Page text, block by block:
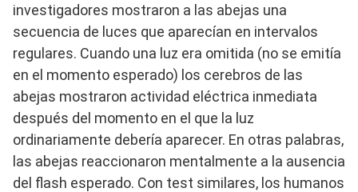
investigadores mostraron a las abejas una
secuencia de luces que aparecían en intervalos
regulares. Cuando una luz era omitida (no se emitía
en el momento esperado) los cerebros de las
abejas mostraron actividad eléctrica inmediata
después del momento en el que la luz
ordinariamente debería aparecer. En otras palabras,
las abejas reaccionaron mentalmente a la ausencia
del flash esperado. Con test similares, los humanos